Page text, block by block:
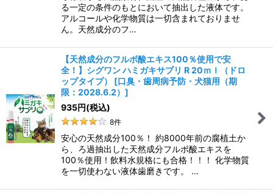
る一定の条件のもとにおいて抽出した液体です。
アルコールや化学物質は一切含まれておりませ
ん。天然成分のフ…
【天然成分のフルボ酸エキス100％使用で安
全！】シグワン ハミガキサプリ R 20ｍｌ（ドロ
ップタイプ）
[口臭・歯周病予防・犬猫用（期
限：2028.6.2） ]
935円(税込)
8件
安心の天然成分100％！ 約8000年前の腐植土か
ら、ろ過抽出した天然成分フルボ酸エキスを
100％使用！飲料水規格にも合格！！！ 化学物質
を一切使わない液体歯磨きです。 …